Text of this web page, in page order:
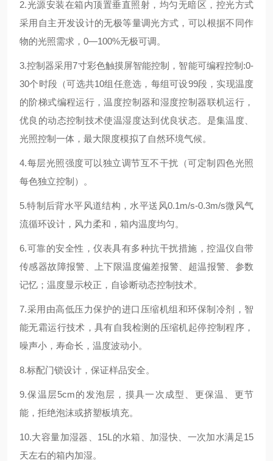
2.光源安装在箱内顶置垂直照射，均匀无暗区，控光方式
采用自主开发设计的无极等量调光方式，可以根据不同作
物的光照需求，0—100%无极可调。
3.控制器采用7寸彩色触摸屏智能控制，智能可编程控制:0-
30个时段（可选共10组任意选，每组可设99段，实现温度
的阶梯式编程运行，温度控制器和湿度控制器联机运行，
优良的动态控制技术使温湿度达到优良状态。是集温度、
光照控制一体，最大限度模拟了自然环境气候。
4.每层光照强度可以独立调节互不干扰（可定制四色光照
每色独立控制）。
5.特制后背水平风道结构，水平送风0.1m/s-0.3m/s微风气
流循环设计，风力柔和，箱内温度均匀。
6.可靠的安全性，仪表具有多种抗干扰措施，控温仪自带
传感器故障报警、上下限温度偏差报警、超温报警、参数
记忆；温度显示校正，自诊断动态控制技术。
7.采用由高低压力保护的进口压缩机组和环保制冷剂，智
能无霜运行技术，具有自我检测的压缩机起停控制程序，
噪声小，寿命长，温度波动小。
8.标配门锁设计，保证样品安全。
9.保温层5cm的发泡层，摸具一次成型、更保温、更节
能，拒绝泡沫或挤塑板填充。
10.大容量加湿器、15L的水箱、加湿快、一次加水满足15
天左右的箱内加湿。